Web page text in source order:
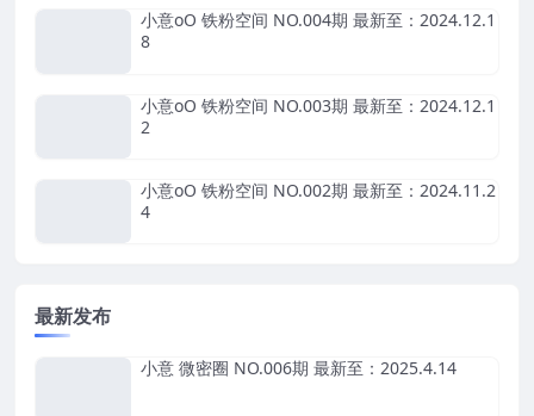
小意oO 铁粉空间 NO.004期 最新至：2024.12.1
8
小意oO 铁粉空间 NO.003期 最新至：2024.12.1
2
小意oO 铁粉空间 NO.002期 最新至：2024.11.2
4
最新发布
小意 微密圈 NO.006期 最新至：2025.4.14